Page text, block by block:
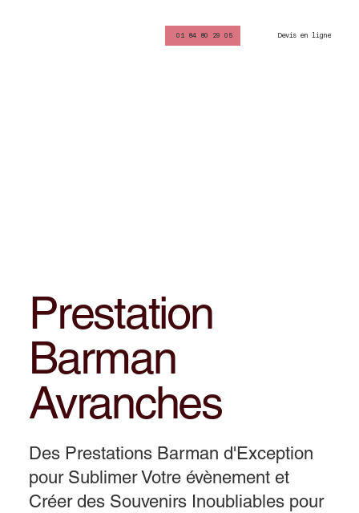
01 84 80 29 05 Devis en ligne
Prestation
Barman
Avranches
Des Prestations Barman d'Exception
pour Sublimer Votre évènement et
Créer des Souvenirs Inoubliables pour